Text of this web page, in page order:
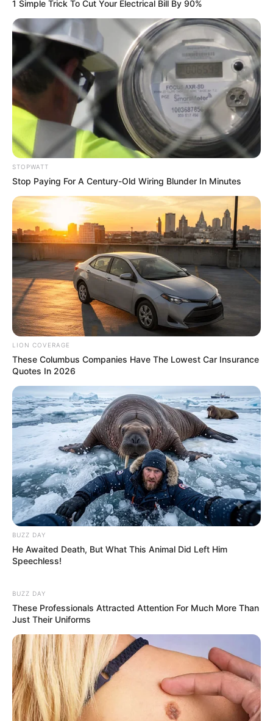
BUZZDAY
Pfizer's Worst Nightmare: Men Canceling $80
Prescriptions For This 87¢ Blue Pill Hack
FRIDAY PLANS
รวมวิธีกำจัดไขมันที่ได้รับความนิยมสูงสุดในไทย
LUMETHINK.COM
Free Time
ROOM30
1 Simple Trick To Cut Your Electrical Bill By 90%
STOPWATT
Stop Paying For A Century-Old Wiring Blunder In Minutes
LION COVERAGE
These Columbus Companies Have The Lowest Car Insurance
Quotes In 2026
BUZZ DAY
He Awaited Death, But What This Animal Did Left Him
Speechless!
BUZZ DAY
These Professionals Attracted Attention For Much More Than
Just Their Uniforms